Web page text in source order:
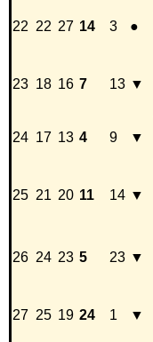
22 22 27 14 3 ●
23 18 16 7 13 ▼
24 17 13 4 9 ▼
25 21 20 11 14 ▼
26 24 23 5 23 ▼
27 25 19 24 1 ▼